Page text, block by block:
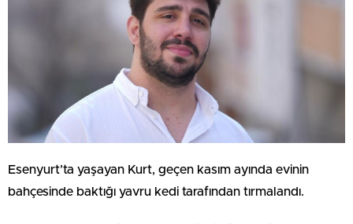
Esenyurt’ta yaşayan Kurt, geçen kasım ayında evinin
bahçesinde baktığı yavru kedi tarafından tırmalandı.